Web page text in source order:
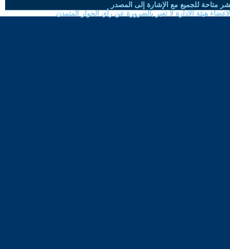
متاحة للجميع مع الإشارة إلى المصدر
هيئة الادارة لا تعبر بالضرورة عن رأي الحوار المتمدن